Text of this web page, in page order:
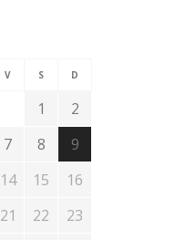
V S D
1
2
7 8
9
14 15
16
21 22
23